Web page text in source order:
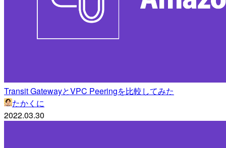
Transit GatewayとVPC Peeringを比較してみた
たかくに
2022.03.30